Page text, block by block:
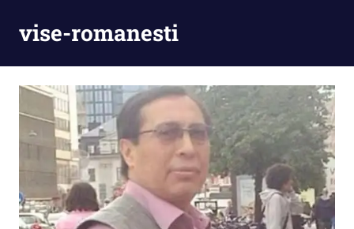
vise-romanesti